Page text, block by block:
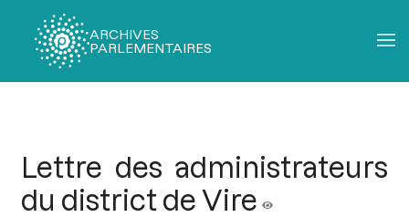
ARCHIVES
PARLEMENTAIRES
Lettre des administrateurs
du district de Vire